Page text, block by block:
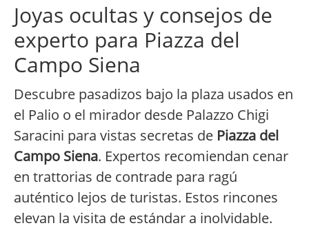
Joyas ocultas y consejos de
experto para Piazza del
Campo Siena
Descubre pasadizos bajo la plaza usados en
el Palio o el mirador desde Palazzo Chigi
Saracini para vistas secretas de Piazza del
Campo Siena. Expertos recomiendan cenar
en trattorias de contrade para ragú
auténtico lejos de turistas. Estos rincones
elevan la visita de estándar a inolvidable.